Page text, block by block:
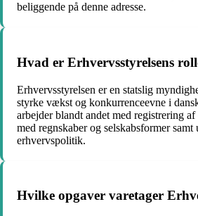
beliggende på denne adresse.
Hvad er Erhvervsstyrelsens
Erhvervsstyrelsen er en statslig
styrke vækst og konkurrenceevne i
arbejder blandt andet med registrering
med regnskaber og selskabsformer
erhvervspolitik.
Hvilke opgaver varetager